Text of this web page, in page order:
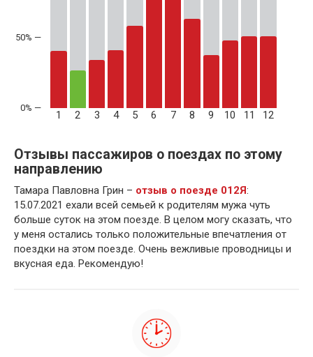
50% —
1 2 3 4 5 6 7 8 9 10 11 12
Отзывы пассажиров о поездах по этому
направлению
Тамара Павловна Грин – отзыв о поезде 012Я:
15.07.2021 ехали всей семьей к родителям мужа чуть
больше суток на этом поезде. В целом могу сказать, что
у меня остались только положительные впечатления от
поездки на этом поезде. Очень вежливые проводницы и
вкусная еда. Рекомендую!